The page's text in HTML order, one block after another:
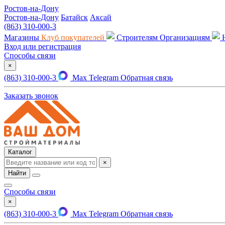
Ростов-на-Дону
Ростов-на-Дону Батайск Аксай
(863) 310-000-3
Магазины Клуб покупателей Строителям Организациям
Вход или регистрация
Способы связи
×
(863) 310-000-3 Max Telegram Обратная связь
Заказать звонок
Каталог
×
Найти
Способы связи
×
(863) 310-000-3 Max Telegram Обратная связь